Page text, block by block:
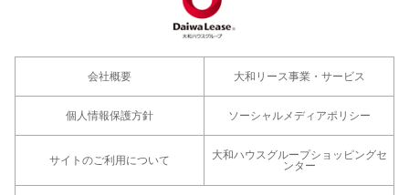
会社概要 大和リース事業・サービス
個人情報保護方針 ソーシャルメディアポリシー
サイトのご利用について
大和ハウスグループショッピングセ
ンター